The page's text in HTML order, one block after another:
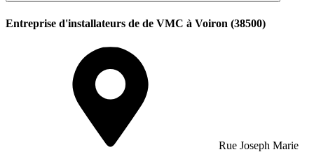
Entreprise d'installateurs de de VMC à Voiron (38500)
Rue Joseph Marie